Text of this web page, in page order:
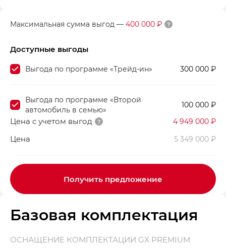
Максимальная сумма выгод — 400 000 ₽
Доступные выгоды
300 000 ₽
Выгода по программе «Трейд-ин»
100 000 ₽
Выгода по программе «Второй
автомобиль в семью»
Цена с учетом выгод 4 949 000 ₽
Цена 5 349 000 ₽
Получить предложение
Базовая комплектация
ОСНАЩЕНИЕ КОМПЛЕКТАЦИИ GX PREMIUM